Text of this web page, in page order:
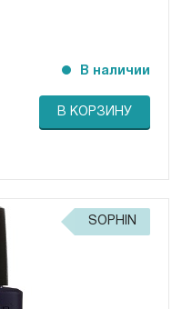
В наличии
В КОРЗИНУ
SOPHIN